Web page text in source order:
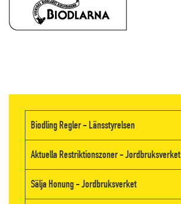
Biodling Regler - Länsstyrelsen
Aktuella Restriktionszoner - Jordbruksverket
Sälja Honung - Jordbruksverket